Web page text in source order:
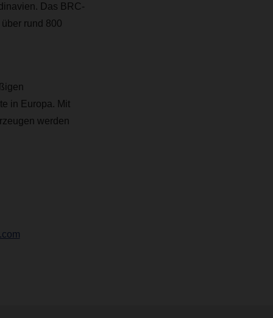
Das BRC-
rund 800
in Europa. Mit
werden